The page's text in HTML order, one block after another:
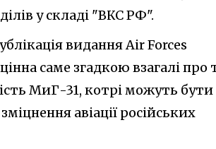
у складі "ВКС РФ".
видання Air Forces
саме згадкою взагалі про
МиГ-31, котрі можуть бути
авіації російських